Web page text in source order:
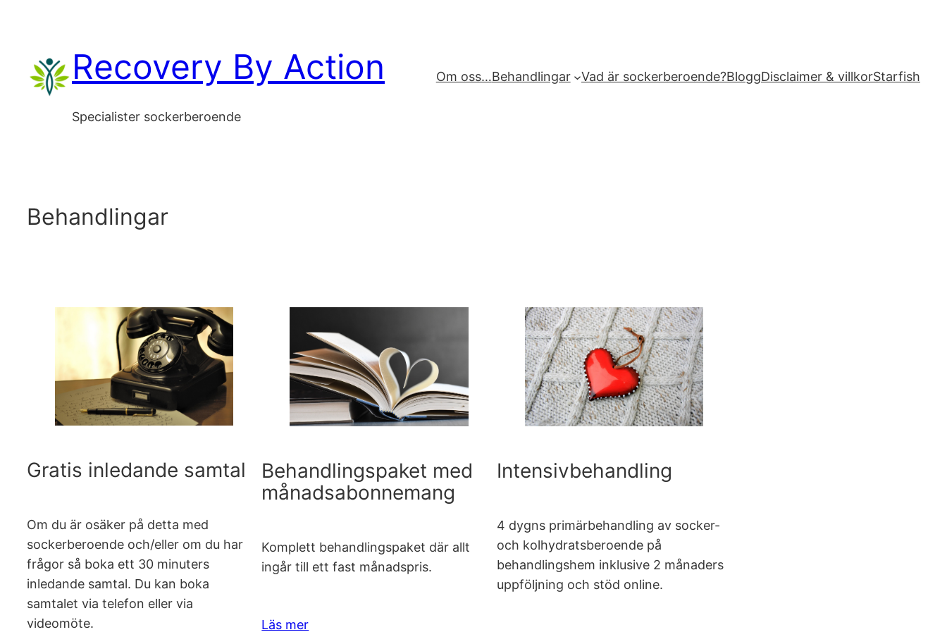
Recovery By Action
Specialister sockerberoende
Om oss…Behandlingar Vad är sockerberoende?BloggDisclaimer & villkorStarfish
Behandlingar
Gratis inledande samtal
Om du är osäker på detta med
sockerberoende och/eller om du har
frågor så boka ett 30 minuters
inledande samtal. Du kan boka
samtalet via telefon eller via
videomöte.
Behandlingspaket med
månadsabonnemang
Komplett behandlingspaket där allt
ingår till ett fast månadspris.
Läs mer
Intensivbehandling
4 dygns primärbehandling av socker-
och kolhydratsberoende på
behandlingshem inklusive 2 månaders
uppföljning och stöd online.